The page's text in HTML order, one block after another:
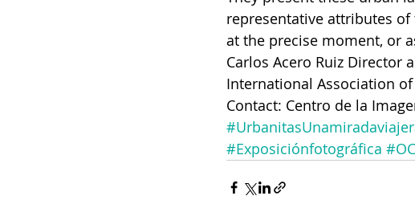
representative attributes
at the precise moment, or
Carlos Acero Ruiz Director
International Association of
Contact: Centro de la
#Exposiciónfotográfica